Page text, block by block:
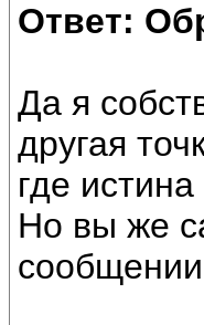
Ответ:
Да я
другая
где
Но вы же